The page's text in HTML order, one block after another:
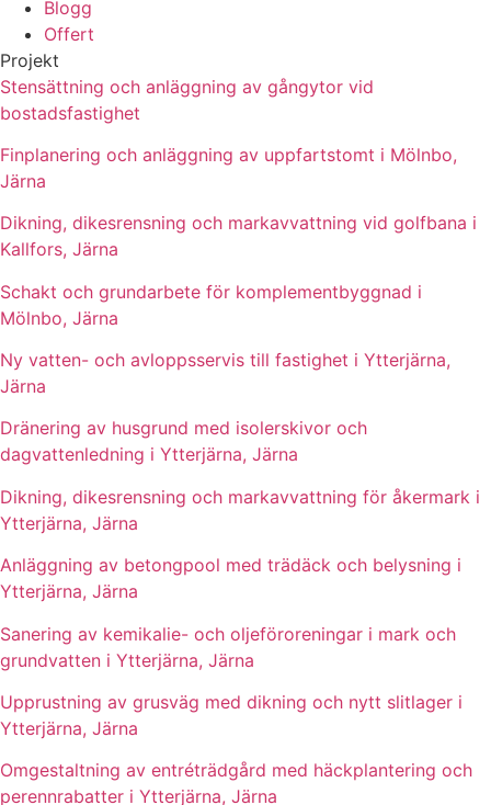
Blogg
Offert
Projekt
Stensättning och anläggning av gångytor vid
bostadsfastighet
Finplanering och anläggning av uppfartstomt i Mölnbo,
Järna
Dikning, dikesrensning och markavvattning vid golfbana i
Kallfors, Järna
Schakt och grundarbete för komplementbyggnad i
Mölnbo, Järna
Ny vatten- och avloppsservis till fastighet i Ytterjärna,
Järna
Dränering av husgrund med isolerskivor och
dagvattenledning i Ytterjärna, Järna
Dikning, dikesrensning och markavvattning för åkermark i
Ytterjärna, Järna
Anläggning av betongpool med trädäck och belysning i
Ytterjärna, Järna
Sanering av kemikalie- och oljeföroreningar i mark och
grundvatten i Ytterjärna, Järna
Upprustning av grusväg med dikning och nytt slitlager i
Ytterjärna, Järna
Omgestaltning av entréträdgård med häckplantering och
perennrabatter i Ytterjärna, Järna